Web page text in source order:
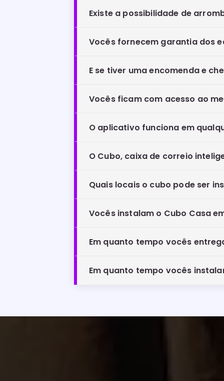
Existe a possibilidade de
Vocês fornecem garantia dos
E se tiver uma encomenda e
Vocês ficam com acesso ao
O aplicativo funciona em
O Cubo, caixa de correio
Quais locais o cubo pode ser
Vocês instalam o Cubo Casa
Em quanto tempo vocês
Em quanto tempo vocês